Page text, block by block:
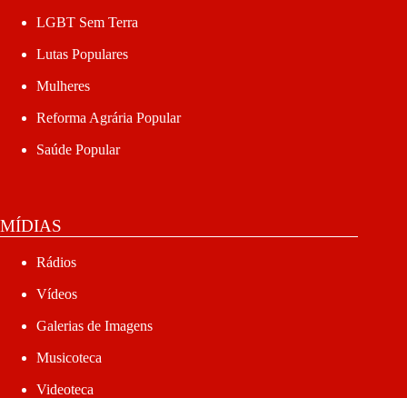
LGBT Sem Terra
Lutas Populares
Mulheres
Reforma Agrária Popular
Saúde Popular
MÍDIAS
Rádios
Vídeos
Galerias de Imagens
Musicoteca
Videoteca